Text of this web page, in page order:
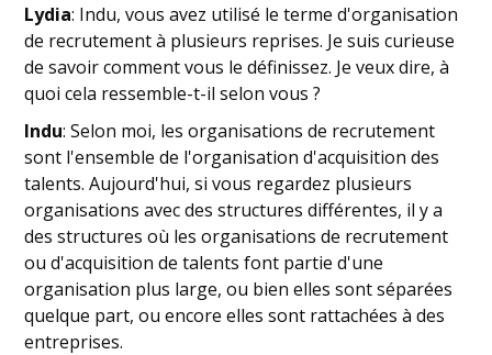
Lydia: Indu, vous avez utilisé le terme d'organisation
de recrutement à plusieurs reprises. Je suis curieuse
de savoir comment vous le définissez. Je veux dire, à
quoi cela ressemble-t-il selon vous ?
Indu: Selon moi, les organisations de recrutement
sont l'ensemble de l'organisation d'acquisition des
talents. Aujourd'hui, si vous regardez plusieurs
organisations avec des structures différentes, il y a
des structures où les organisations de recrutement
ou d'acquisition de talents font partie d'une
organisation plus large, ou bien elles sont séparées
quelque part, ou encore elles sont rattachées à des
entreprises.